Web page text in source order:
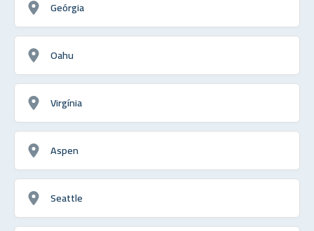
Geórgia
Oahu
Virgínia
Aspen
Seattle